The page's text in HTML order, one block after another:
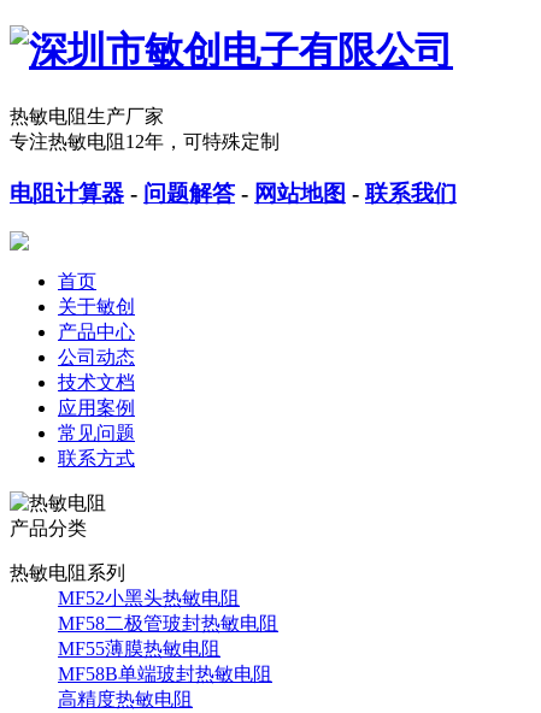
热敏电阻生产厂家
专注热敏电阻12年，可特殊定制
电阻计算器 - 问题解答 - 网站地图 - 联系我们
首页
关于敏创
产品中心
公司动态
技术文档
应用案例
常见问题
联系方式
产品分类
热敏电阻系列
MF52小黑头热敏电阻
MF58二极管玻封热敏电阻
MF55薄膜热敏电阻
MF58B单端玻封热敏电阻
高精度热敏电阻